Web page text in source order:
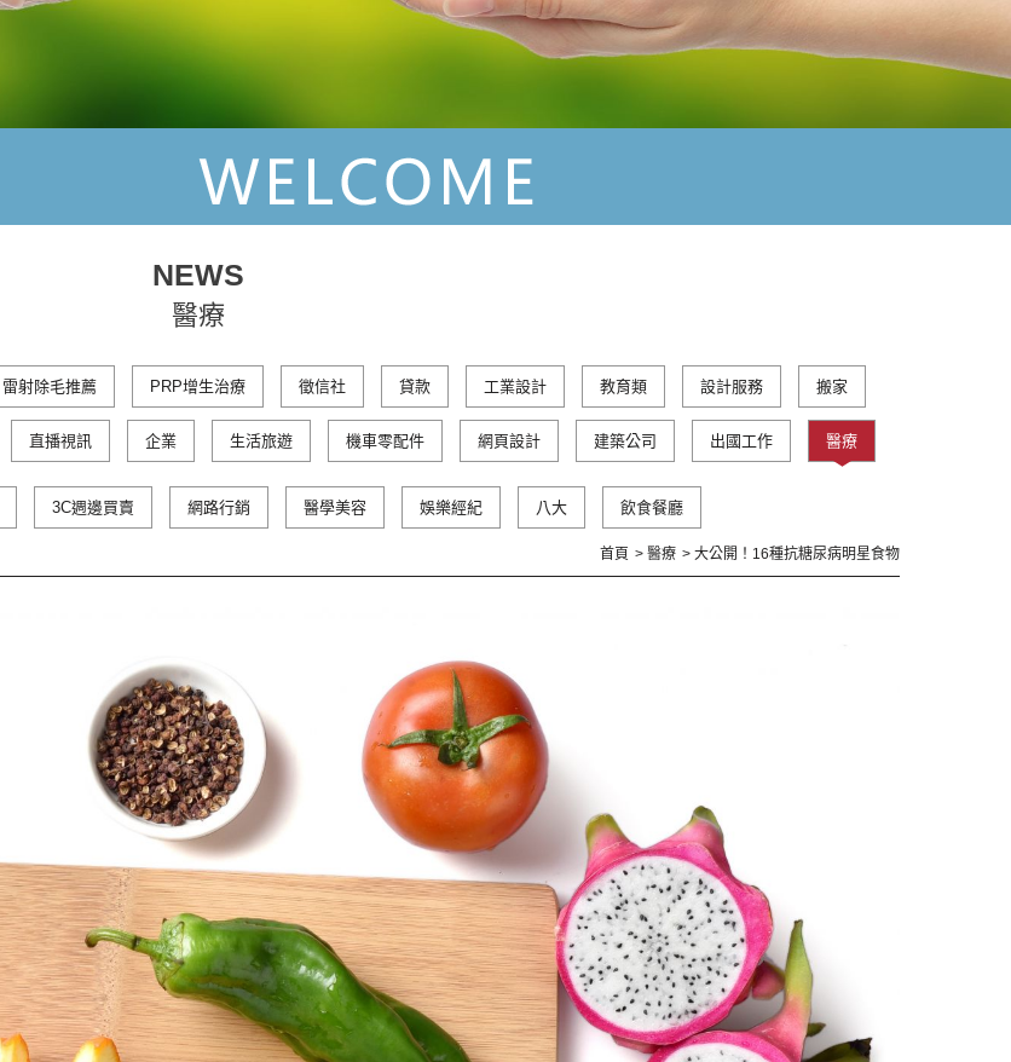
NEWS
醫療
雷射除毛推薦 PRP增生治療 徵信社 貸款 工業設計 教育類 設計服務 搬家
直播視訊 企業 生活旅遊 機車零配件 網頁設計 建築公司 出國工作 醫療
3C週邊買賣 網路行銷 醫學美容 娛樂經紀 八大 飲食餐廳
首頁 醫療 大公開！16種抗糖尿病明星食物